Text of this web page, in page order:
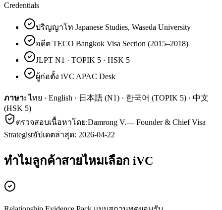
Credentials
ปริญญาโท Japanese Studies, Waseda University
อดีต TECO Bangkok Visa Section (2015–2018)
JLPT N1 · TOPIK 5 · HSK 5
ผู้ก่อตั้ง iVC APAC Desk
ภาษา: ไทย · English · 日本語 (N1) · 한국어 (TOPIK 5) · 中文
(HSK 5)
ตรวจสอบเนื้อหาโดย:Damrong V.— Founder & Chief Visa
Strategistอัปเดตล่าสุด: 2026-04-22
ทำไมลูกค้าสายไหมเลือก iVC